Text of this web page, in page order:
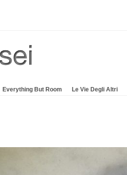
Everything But Room Le Vie Degli Altri